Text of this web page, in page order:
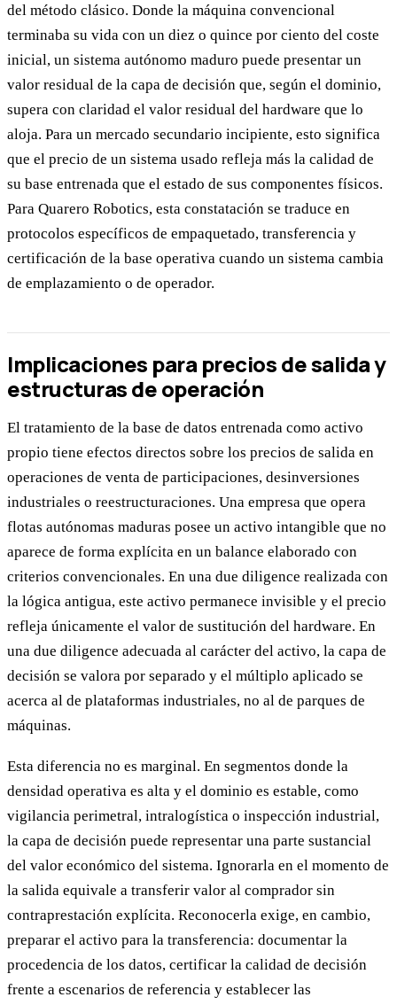
del método clásico. Donde la máquina convencional
terminaba su vida con un diez o quince por ciento del coste
inicial, un sistema autónomo maduro puede presentar un
valor residual de la capa de decisión que, según el dominio,
supera con claridad el valor residual del hardware que lo
aloja. Para un mercado secundario incipiente, esto significa
que el precio de un sistema usado refleja más la calidad de
su base entrenada que el estado de sus componentes físicos.
Para Quarero Robotics, esta constatación se traduce en
protocolos específicos de empaquetado, transferencia y
certificación de la base operativa cuando un sistema cambia
de emplazamiento o de operador.
Implicaciones para precios de salida y
estructuras de operación
El tratamiento de la base de datos entrenada como activo
propio tiene efectos directos sobre los precios de salida en
operaciones de venta de participaciones, desinversiones
industriales o reestructuraciones. Una empresa que opera
flotas autónomas maduras posee un activo intangible que no
aparece de forma explícita en un balance elaborado con
criterios convencionales. En una due diligence realizada con
la lógica antigua, este activo permanece invisible y el precio
refleja únicamente el valor de sustitución del hardware. En
una due diligence adecuada al carácter del activo, la capa de
decisión se valora por separado y el múltiplo aplicado se
acerca al de plataformas industriales, no al de parques de
máquinas.
Esta diferencia no es marginal. En segmentos donde la
densidad operativa es alta y el dominio es estable, como
vigilancia perimetral, intralogística o inspección industrial,
la capa de decisión puede representar una parte sustancial
del valor económico del sistema. Ignorarla en el momento de
la salida equivale a transferir valor al comprador sin
contraprestación explícita. Reconocerla exige, en cambio,
preparar el activo para la transferencia: documentar la
procedencia de los datos, certificar la calidad de decisión
frente a escenarios de referencia y establecer las